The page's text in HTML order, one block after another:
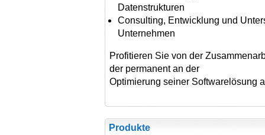
Datenstrukturen
Consulting, Entwicklung und
Unternehmen
Profitieren Sie von der
der permanent an der
Optimierung seiner Softwarelösung
Produkte